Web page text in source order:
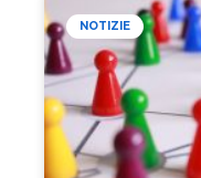
NOTIZIE